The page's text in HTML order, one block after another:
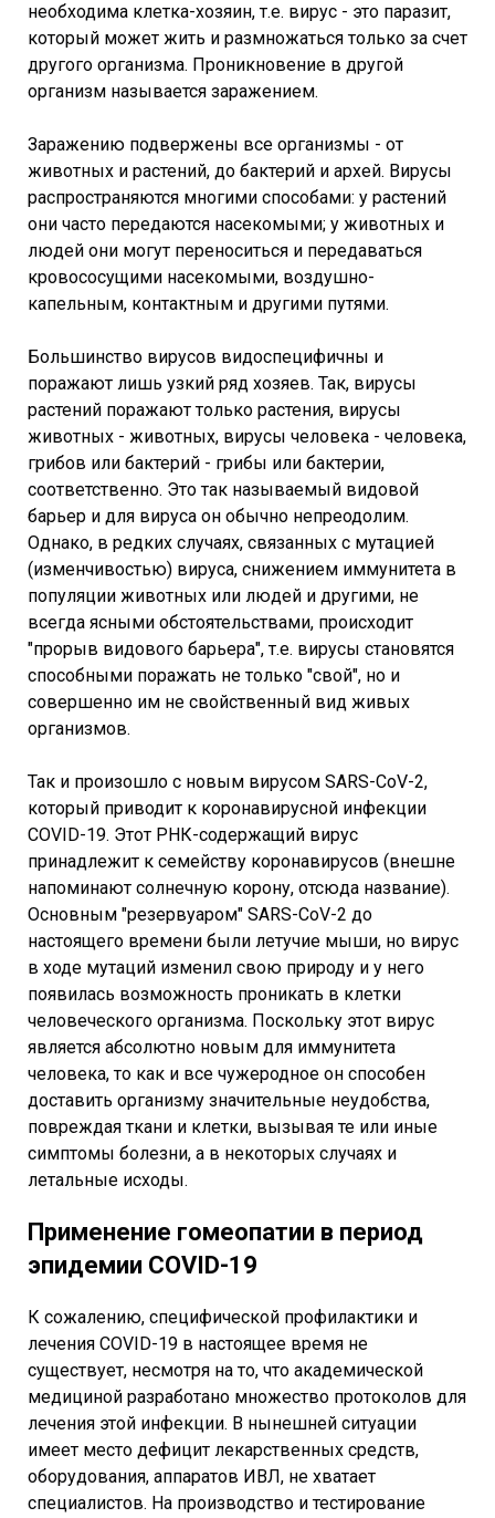
необходима клетка-хозяин, т.е. вирус - это паразит,
который может жить и размножаться только за счет
другого организма. Проникновение в другой
организм называется заражением.
Заражению подвержены все организмы - от
животных и растений, до бактерий и архей. Вирусы
распространяются многими способами: у растений
они часто передаются насекомыми; у животных и
людей они могут переноситься и передаваться
кровососущими насекомыми, воздушно-
капельным, контактным и другими путями.
Большинство вирусов видоспецифичны и
поражают лишь узкий ряд хозяев. Так, вирусы
растений поражают только растения, вирусы
животных - животных, вирусы человека - человека,
грибов или бактерий - грибы или бактерии,
соответственно. Это так называемый видовой
барьер и для вируса он обычно непреодолим.
Однако, в редких случаях, связанных с мутацией
(изменчивостью) вируса, снижением иммунитета в
популяции животных или людей и другими, не
всегда ясными обстоятельствами, происходит
"прорыв видового барьера", т.е. вирусы становятся
способными поражать не только "свой", но и
совершенно им не свойственный вид живых
организмов.
Так и произошло с новым вирусом SARS-CoV-2,
который приводит к коронавирусной инфекции
COVID-19. Этот РНК-содержащий вирус
принадлежит к семейству коронавирусов (внешне
напоминают солнечную корону, отсюда название).
Основным "резервуаром" SARS-CoV-2 до
настоящего времени были летучие мыши, но вирус
в ходе мутаций изменил свою природу и у него
появилась возможность проникать в клетки
человеческого организма. Поскольку этот вирус
является абсолютно новым для иммунитета
человека, то как и все чужеродное он способен
доставить организму значительные неудобства,
повреждая ткани и клетки, вызывая те или иные
симптомы болезни, а в некоторых случаях и
летальные исходы.
Применение гомеопатии в период
эпидемии COVID-19
К сожалению, специфической профилактики и
лечения COVID-19 в настоящее время не
существует, несмотря на то, что академической
медициной разработано множество протоколов для
лечения этой инфекции. В нынешней ситуации
имеет место дефицит лекарственных средств,
оборудования, аппаратов ИВЛ, не хватает
специалистов. На производство и тестирование